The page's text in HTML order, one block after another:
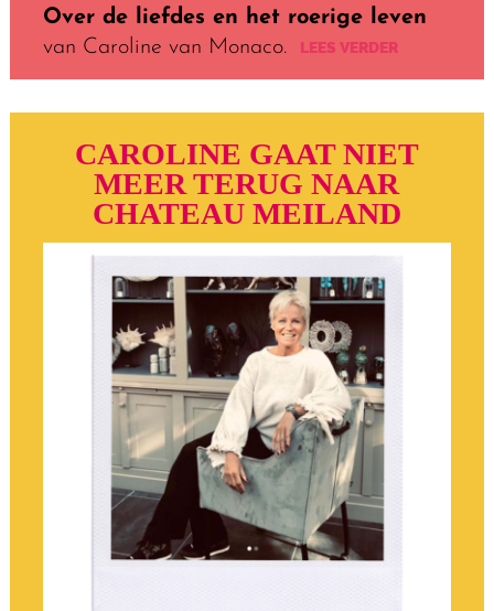
Over de liefdes en het roerige leven
van Caroline van Monaco.
LEES VERDER
CAROLINE GAAT NIET
MEER TERUG NAAR
CHATEAU MEILAND